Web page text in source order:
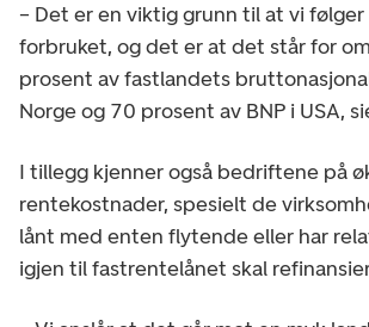
– Det er en viktig grunn til at vi
forbruket, og det er at det står for
prosent av fastlandets
Norge og 70 prosent av BNP i USA,
I tillegg kjenner også bedriftene på
rentekostnader, spesielt de
lånt med enten flytende eller har
igjen til fastrentelånet skal